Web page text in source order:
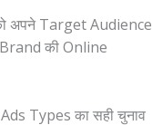
अपने Target Audience
की Online
Types का सही चुनाव